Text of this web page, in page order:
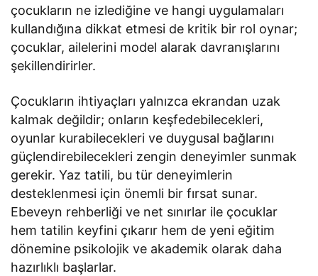
çocukların ne izlediğine ve hangi uygulamaları
kullandığına dikkat etmesi de kritik bir rol oynar;
çocuklar, ailelerini model alarak davranışlarını
şekillendirirler.
Çocukların ihtiyaçları yalnızca ekrandan uzak
kalmak değildir; onların keşfedebilecekleri,
oyunlar kurabilecekleri ve duygusal bağlarını
güçlendirebilecekleri zengin deneyimler sunmak
gerekir. Yaz tatili, bu tür deneyimlerin
desteklenmesi için önemli bir fırsat sunar.
Ebeveyn rehberliği ve net sınırlar ile çocuklar
hem tatilin keyfini çıkarır hem de yeni eğitim
dönemine psikolojik ve akademik olarak daha
hazırlıklı başlarlar.